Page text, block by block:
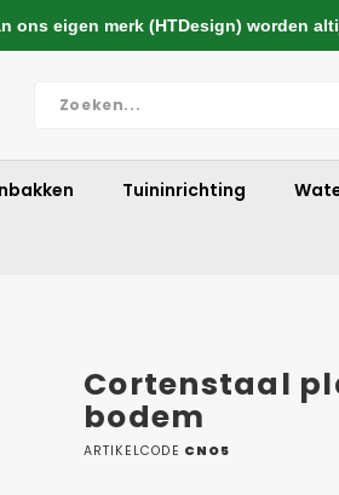
Tuininrichting
Cortenstaal
bodem
ARTIKELCODE CNO5
ons eigen merk (HTDesign) worden